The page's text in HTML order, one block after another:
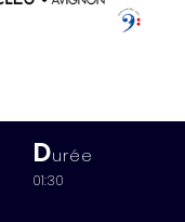
Durée
01:30